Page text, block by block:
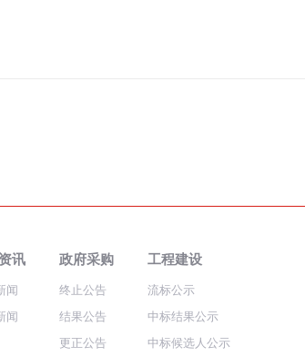
讯
闻
闻
政府采购
终止公告
结果公告
更正公告
工程建设
流标公示
中标结果公示
中标候选人公示